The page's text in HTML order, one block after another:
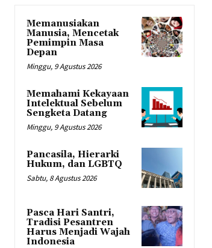
Memanusiakan
Manusia, Mencetak
Pemimpin Masa
Depan
Minggu, 9 Agustus 2026
Memahami Kekayaan
Intelektual Sebelum
Sengketa Datang
Minggu, 9 Agustus 2026
Pancasila, Hierarki
Hukum, dan LGBTQ
Sabtu, 8 Agustus 2026
Pasca Hari Santri,
Tradisi Pesantren
Harus Menjadi Wajah
Indonesia